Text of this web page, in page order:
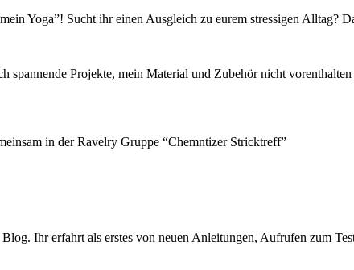
Yoga”! Sucht ihr einen Ausgleich zu eurem stressigen Alltag?
spannende Projekte, mein Material und Zubehör nicht
in der Ravelry Gruppe “Chemntizer Stricktreff”
Ihr erfahrt als erstes von neuen Anleitungen, Aufrufen zum